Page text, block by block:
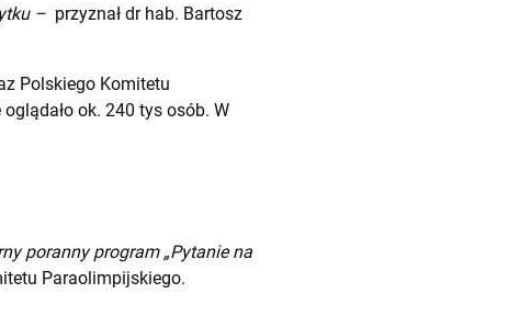
– przyznał dr hab. Bartosz
Polskiego Komitetu
ok. 240 tys osób. W
poranny program „Pytanie na
Paraolimpijskiego.